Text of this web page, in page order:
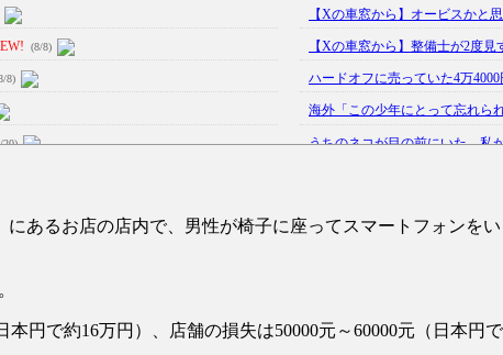
(8/8)
8)
【Xの車窓から】オービスか
【Xの車窓から】整備士が2度
ハードオフに売っていた4万
海外「この少年にとって忘れら
うちのネコが目の前にいた。私
【愕然】白のクラウン俺氏、
【怒報】撮影車を叩く当て逃げ
あるお店の店内で、男性が椅子に座ってスマートフォンを
円で約16万円）、店舗の損失は50000元～60000元（日本円